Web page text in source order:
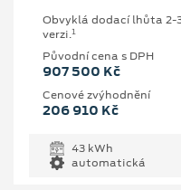
Obvyklá dodací lhůta 2-
verzi.1
Původní cena s DPH
907 500 Kč
Cenové zvýhodnění
206 910 Kč
43 kWh
automatická